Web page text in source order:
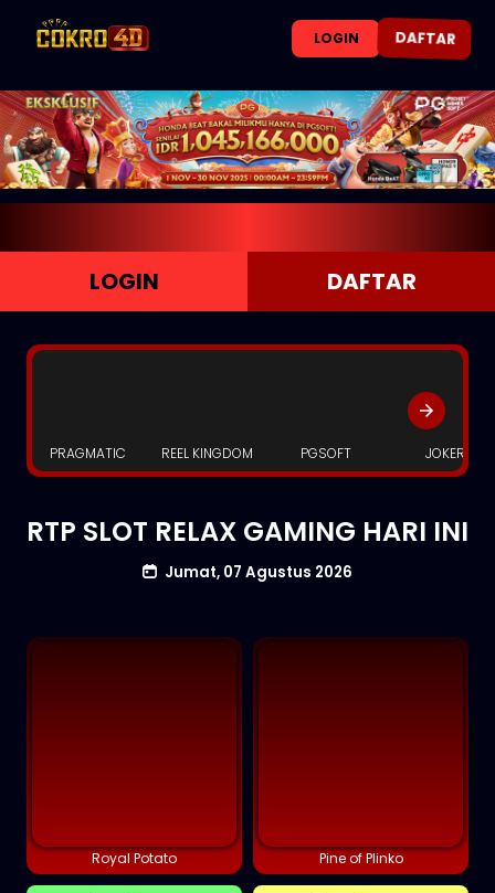
LOGIN DAFTAR
LOGIN DAFTAR
PRAGMATIC REEL KINGDOM PGSOFT JOKER
RTP SLOT RELAX GAMING HARI INI
Jumat, 07 Agustus 2026
Royal Potato Pine of Plinko